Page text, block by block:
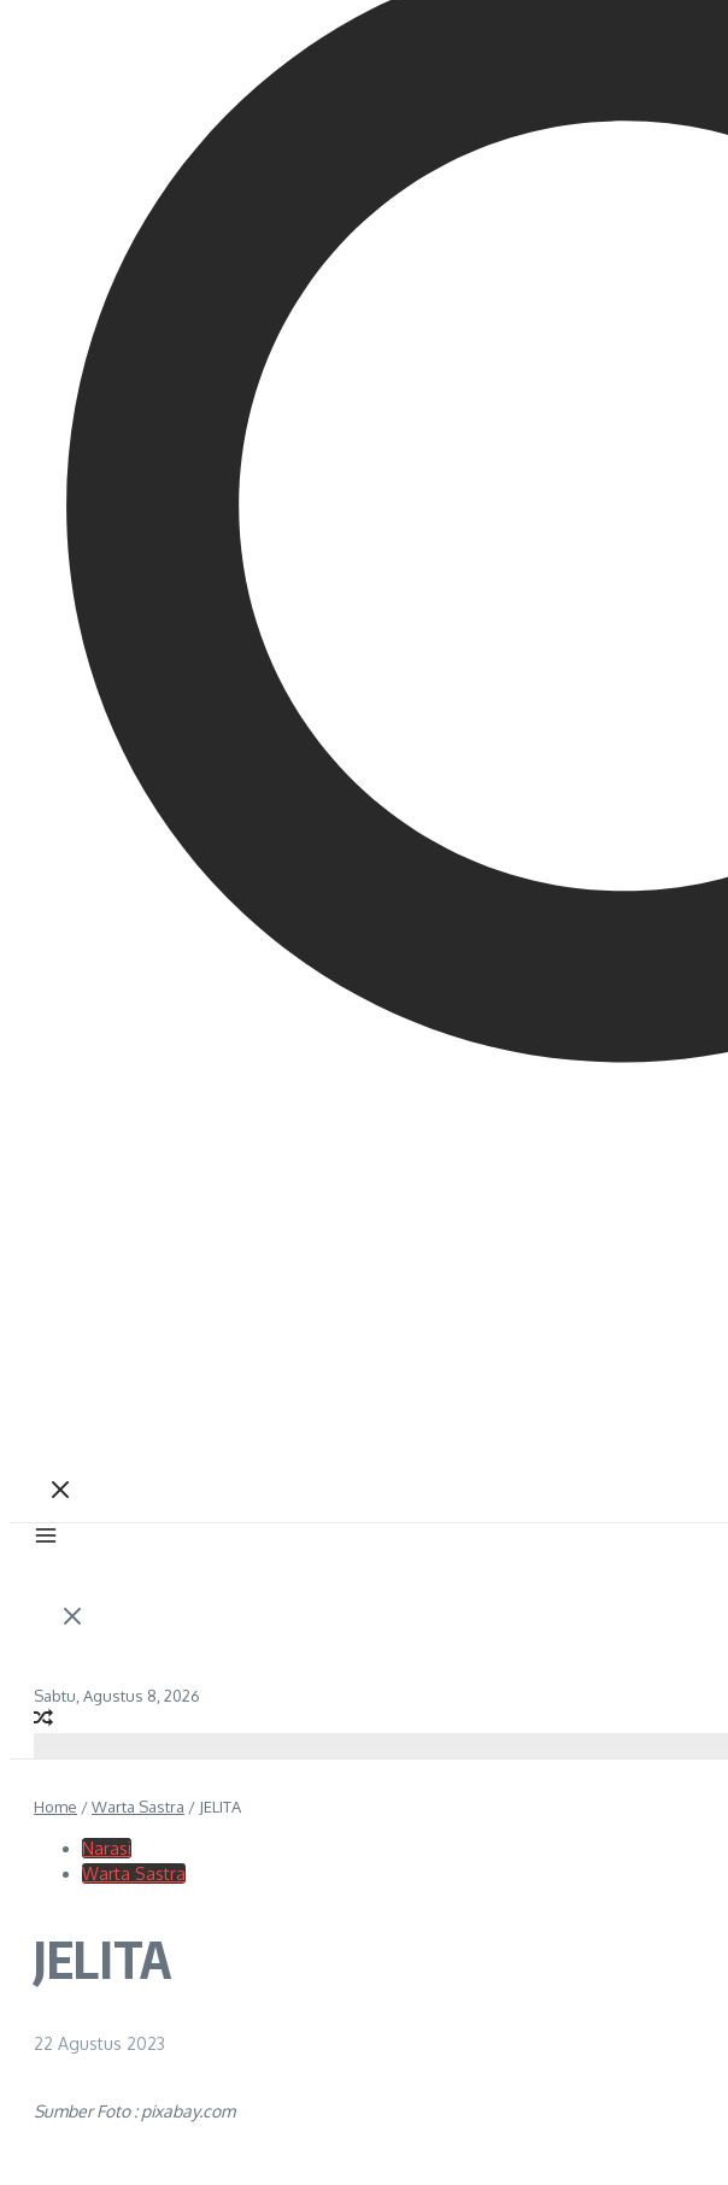
Sabtu, Agustus 8, 2026
Home /Warta Sastra / JELITA
Narasi
Warta Sastra
JELITA
22 Agustus 2023
Sumber Foto : pixabay.com